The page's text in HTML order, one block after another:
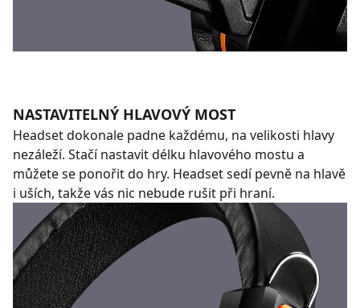
NASTAVITELNÝ HLAVOVÝ MOST
Headset dokonale padne každému, na velikosti hlavy
nezáleží. Stačí nastavit délku hlavového mostu a
můžete se ponořit do hry. Headset sedí pevně na hlavě
i uších, takže vás nic nebude rušit při hraní.